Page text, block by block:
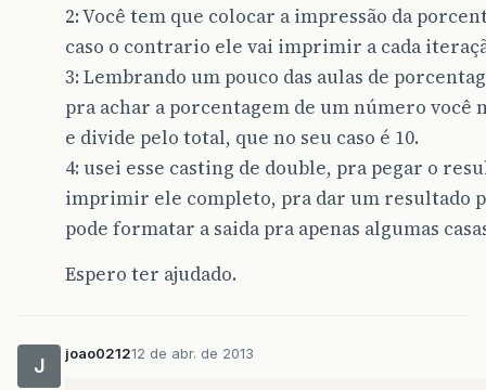
2: Você tem que colocar a impressão da
caso o contrario ele vai imprimir a cada
3: Lembrando um pouco das aulas de
pra achar a porcentagem de um número você
e divide pelo total, que no seu caso é 10.
4: usei esse casting de double, pra pegar o
imprimir ele completo, pra dar um resultado
pode formatar a saida pra apenas algumas
Espero ter ajudado.
J
joao021212 de abr. de 2013